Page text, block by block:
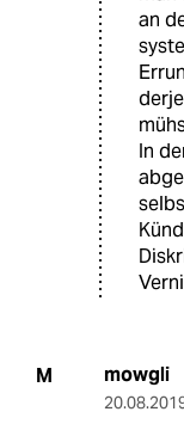
an
In
M mowgli